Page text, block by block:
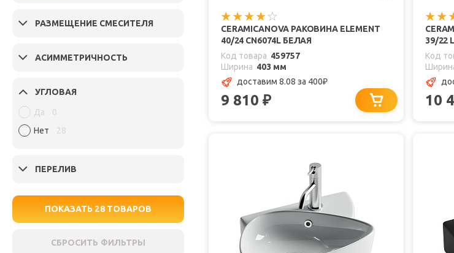
РАЗМЕЩЕНИЕ СМЕСИТЕЛЯ
АСИММЕТРИЧНОСТЬ
УГЛОВАЯ
Да
0
Нет
28
ПЕРЕЛИВ
ПОКАЗАТЬ 28 ТОВАРОВ
СБРОСИТЬ ФИЛЬТРЫ
CERAMICANOVA РАКОВИНА ELEMENT
40/24 CN6074L БЕЛАЯ
Код товара 459757
Ширина 403 мм
доставим 8.08 за 400₽
9 810 ₽
39/22
Код
10